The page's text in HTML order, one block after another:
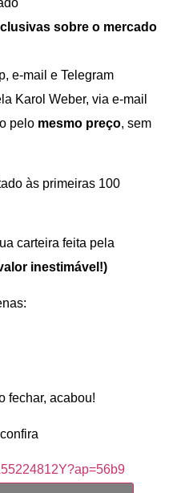
sobre o mercado
e-mail e Telegram
Karol Weber, via e-mail
pelo mesmo preço, sem
às primeiras 100
carteira feita pela
inestimável!)
fechar, acabou!